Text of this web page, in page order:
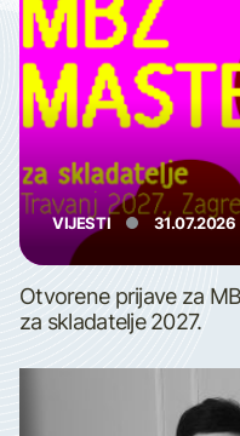
VIJESTI 31.07.2026
Otvorene prijave za
za skladatelje 2027.